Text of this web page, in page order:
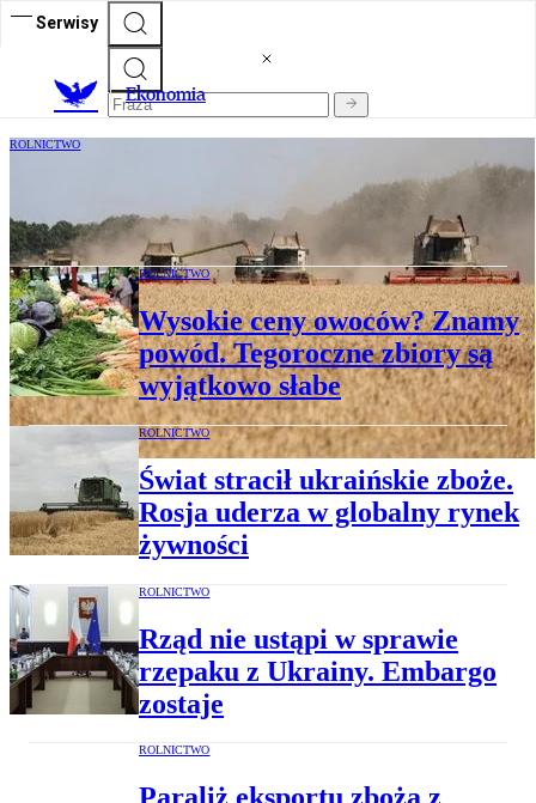
Serwisy
Ekonomia
ROLNICTWO
Nowy korytarz dla ukraińskiego zboża.
Ukraina rozmawia z Polską i sąsiadami
ROLNICTWO
Wysokie ceny owoców? Znamy
powód. Tegoroczne zbiory są
wyjątkowo słabe
ROLNICTWO
Świat stracił ukraińskie zboże.
Rosja uderza w globalny rynek
żywności
ROLNICTWO
Rząd nie ustąpi w sprawie
rzepaku z Ukrainy. Embargo
zostaje
ROLNICTWO